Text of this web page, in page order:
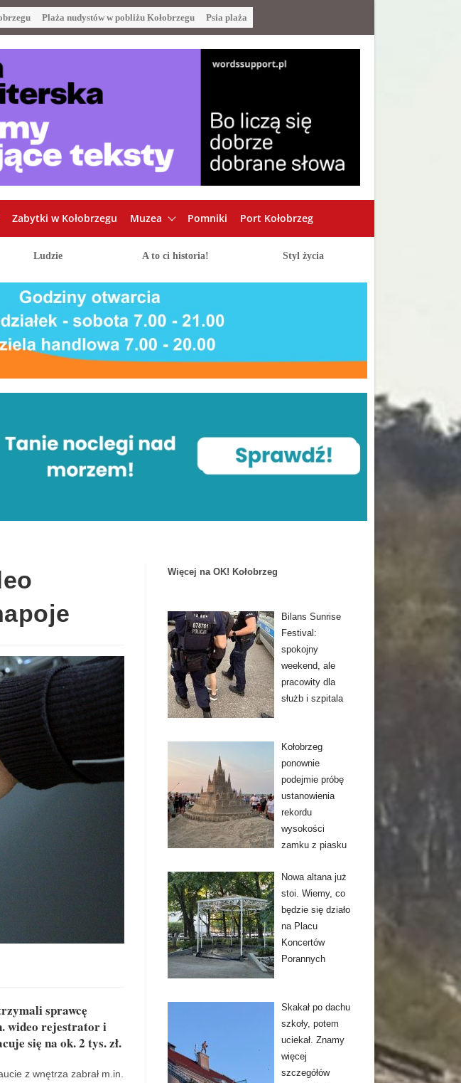
Plaża nudystów w pobliżu Kołobrzegu Psia plaża
Zabytki w Kołobrzegu Muzea Pomniki Port Kołobrzeg
Ludzie A to ci historia! Styl życia
sprawcę
wideo rejestrator i
się na ok. 2 tys. zł.
z wnętrza zabrał m.in.
Więcej na OK! Kołobrzeg
Bilans Sunrise
Festival:
spokojny
weekend, ale
pracowity dla
służb i szpitala
Kołobrzeg
ponownie
podejmie próbę
ustanowienia
rekordu
wysokości
zamku z piasku
Nowa altana już
stoi. Wiemy, co
będzie się działo
na Placu
Koncertów
Porannych
Skakał po dachu
szkoły, potem
uciekał. Znamy
więcej
szczegółów